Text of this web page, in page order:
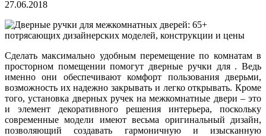
27.06.2018
Сделать максимально удобным перемещение по комнатам в
просторном помещении помогут дверные ручки для . Ведь
именно они обеспечивают комфорт пользования дверьми,
возможность их надежно закрывать и легко открывать. Кроме
того, установка дверных ручек намежкомнатные двери – это
и элемент декоративного решения интерьера, поскольку
современные модели имеют весьма оригинальный дизайн,
позволяющий создавать гармоничную и изысканную